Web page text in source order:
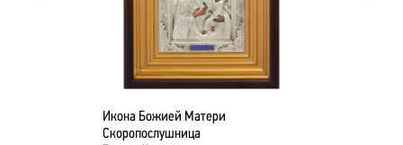
Икона Божией Матери
Скоропослушница